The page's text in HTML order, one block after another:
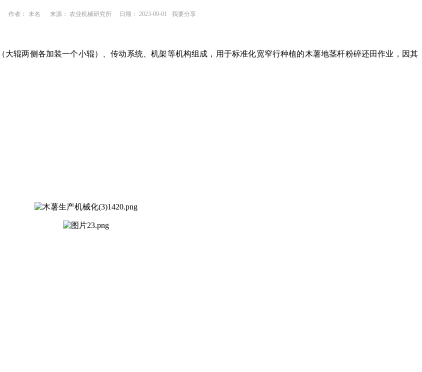
作者： 未名 来源： 农业机械研究所 日期： 2023-09-01 我要分享
辊两侧各加装一个小辊）、传动系统、机架等机构组成，用于标准化宽窄行种植的木薯地茎杆粉碎还田作业，因其